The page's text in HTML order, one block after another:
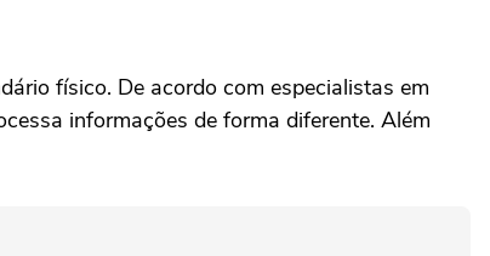
físico. De acordo com especialistas em
informações de forma diferente. Além